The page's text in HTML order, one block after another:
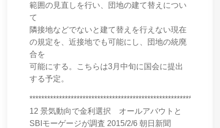
範囲の見直しを行い、団地の建て替えについ
て
隣接地などでないと建て替えを行えない現在
の規定を、近接地でも可能にし、団地の統廃
合を
可能にする。こちらは3月中旬に国会に提出
する予定。
12 景気動向で金利選択 オールアバウトと
SBIモーゲージが調査 2015/2/6 朝日新聞